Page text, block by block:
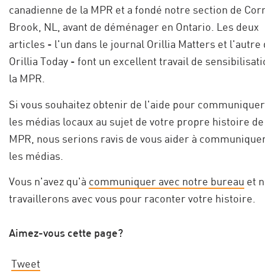
canadienne de la MPR et a fondé notre section de
Brook, NL, avant de déménager en Ontario. Les deux
articles - l'un dans le journal Orillia Matters et l'autre
Orillia Today - font un excellent travail de
la MPR.
Si vous souhaitez obtenir de l'aide pour
les médias locaux au sujet de votre propre histoire
MPR, nous serions ravis de vous aider à
les médias.
Vous n'avez qu'à communiquer avec notre bureau et
travaillerons avec vous pour raconter votre histoire.
Aimez-vous cette page?
Tweet